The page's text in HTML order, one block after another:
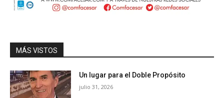
MÁS VISTOS
Un lugar para el Doble Propósito
julio 31, 2026